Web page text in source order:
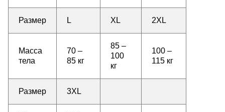
Размер L XL 2XL
Масса
тела
70 –
85 кг
85 –
100
кг
100 –
115 кг
Размер 3XL